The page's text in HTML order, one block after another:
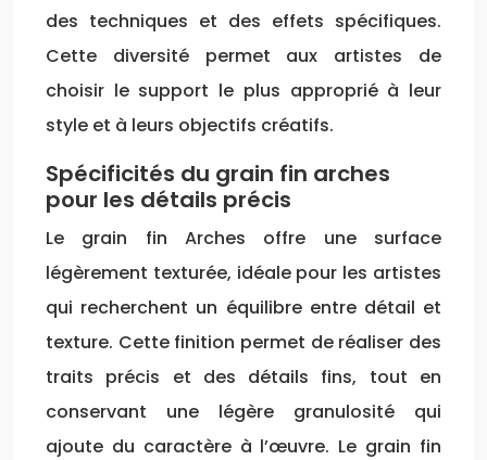
des techniques et des effets spécifiques.
Cette diversité permet aux artistes de
choisir le support le plus approprié à leur
style et à leurs objectifs créatifs.
Spécificités du grain fin arches
pour les détails précis
Le grain fin Arches offre une surface
légèrement texturée, idéale pour les artistes
qui recherchent un équilibre entre détail et
texture. Cette finition permet de réaliser des
traits précis et des détails fins, tout en
conservant une légère granulosité qui
ajoute du caractère à l’œuvre. Le grain fin